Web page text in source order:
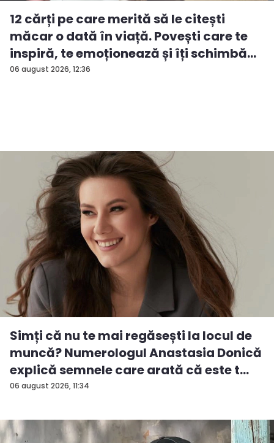
06 august 2026, 12:36
12 cărți pe care merită să le citești
măcar o dată în viață. Povești care te
inspiră, te emoționează și îți schimbă...
06 august 2026, 11:34
Simți că nu te mai regăsești la locul de
muncă? Numerologul Anastasia Donică
explică semnele care arată că este t...